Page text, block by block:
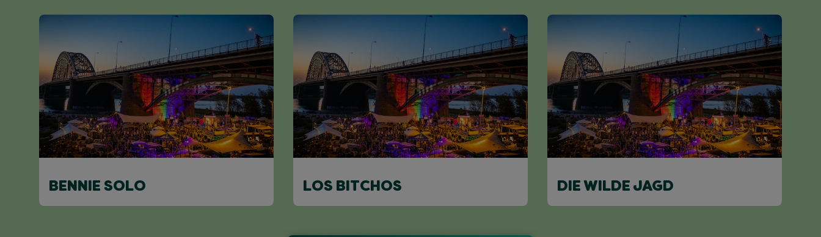
BENNIE SOLO LOS BITCHOS DIE WILDE JAGD